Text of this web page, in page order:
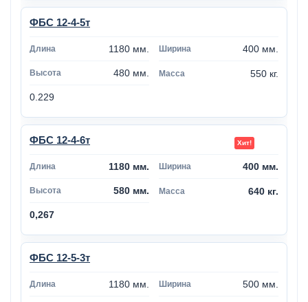
ФБС 12-4-5т
1180 мм. 400 мм.
480 мм. 550 кг.
0.229
ФБС 12-4-6т
1180 мм. 400 мм.
580 мм. 640 кг.
0,267
ФБС 12-5-3т
1180 мм. 500 мм.